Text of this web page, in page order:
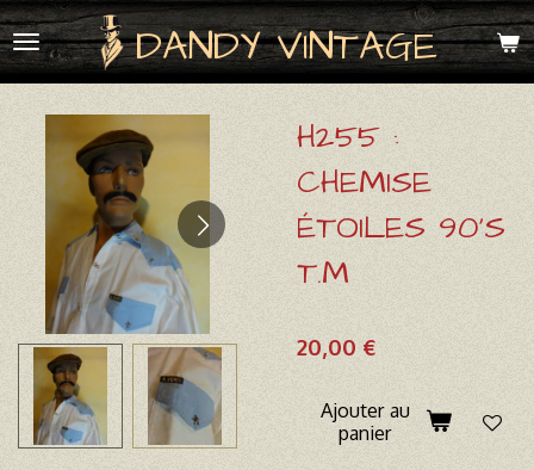
Passer
au
contenu
DANDY VINTAGE
H255 :
CHEMISE
ÉTOILES 90'S
T.M
20,00 €
Ajouter au
panier